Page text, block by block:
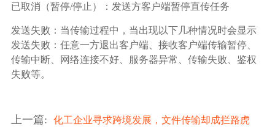
已取消（暂停/停止）：发送方客户端暂停直传任务
发送失败：当传输过程中，当出现以下几种情况时会显示
发送失败：任意一方退出客户端、接收客户端传输暂停、
传输中断、网络连接不好、服务器异常、传输失败、鉴权
失败等。
上一篇: 化工企业寻求跨境发展，文件传输却成拦路虎